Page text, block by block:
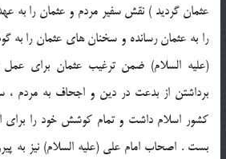
عثمان گرديد ) نقش سفير مردم و عثمان را به
را به عثمان رسانده و سخنان هاي عثمان را به
(علیه السلام) ضمن ترغيب عثمان براي
برداشتن از بدعت در دين و اجحاف به مردم ،
كشور اسلام داشت و تمام كوشش خود را براي
بست . اصحاب امام علي (علیه السلام) نيز به